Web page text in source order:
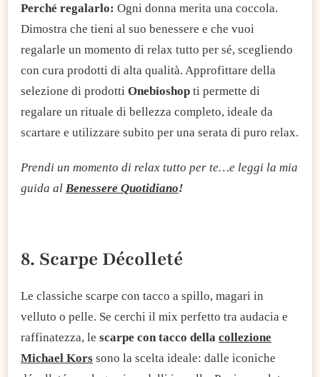
Perché regalarlo: Ogni donna merita una coccola.
Dimostra che tieni al suo benessere e che vuoi
regalarle un momento di relax tutto per sé, scegliendo
con cura prodotti di alta qualità. Approfittare della
selezione di prodotti Onebioshop ti permette di
regalare un rituale di bellezza completo, ideale da
scartare e utilizzare subito per una serata di puro relax.
Prendi un momento di relax tutto per te…e leggi la mia
guida al Benessere Quotidiano!
8. Scarpe Décolleté
Le classiche scarpe con tacco a spillo, magari in
velluto o pelle. Se cerchi il mix perfetto tra audacia e
raffinatezza, le scarpe con tacco della collezione
Michael Kors sono la scelta ideale: dalle iconiche